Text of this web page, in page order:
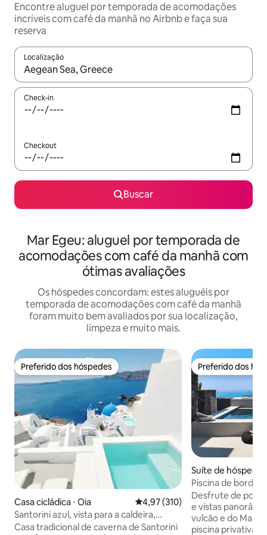
Encontre aluguel por temporada de acomodações
incríveis com café da manhã no Airbnb e faça sua
reserva
Localização
Quando os resultados estiverem disponíveis, explore-os
Check-in
Checkout
Buscar
Mar Egeu: aluguel por temporada de
acomodações com café da manhã com
ótimas avaliações
Os hóspedes concordam: estes aluguéis por
temporada de acomodações com café da manhã
foram muito bem avaliados por sua localização,
limpeza e muito mais.
Preferido dos hóspedes
Preferido dos hóspedes
Casa cicládica ⋅ Oia 4,97 de uma avaliação média de
4,97 (310)
Santorini azul, vista para a caldeira,
piscina privativa
Casa tradicional de caverna de Santorini
Preferido dos
Preferido dos
Suíte de
Kallistis
Piscina de borda
Vista para o mar
Desfrute de
e vistas
vulcão e do Mar
piscina privativa e do